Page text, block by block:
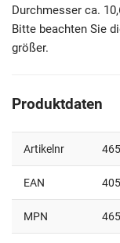
Durchmesser ca.
Bitte beachten Sie
größer.
Produktdaten
Artikelnr
EAN
MPN